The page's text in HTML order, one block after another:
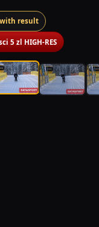
with result
5 zl HIGH-RES